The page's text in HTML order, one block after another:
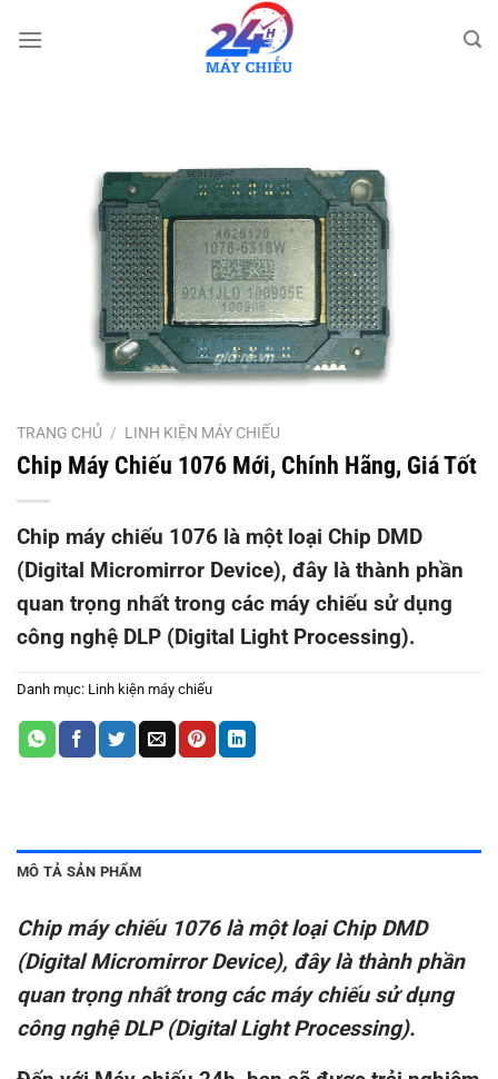
qua
TRANG CHỦ / LINH KIỆN MÁY CHIẾU
Chip Máy Chiếu 1076 Mới, Chính Hãng, Giá Tốt
Chip máy chiếu 1076 là một loại Chip DMD
(Digital Micromirror Device), đây là thành phần
quan trọng nhất trong các máy chiếu sử dụng
công nghệ DLP (Digital Light Processing).
Danh mục: Linh kiện máy chiếu
MÔ TẢ SẢN PHẨM
Chip máy chiếu 1076 là một loại Chip DMD
(Digital Micromirror Device), đây là thành phần
quan trọng nhất trong các máy chiếu sử dụng
công nghệ DLP (Digital Light Processing).